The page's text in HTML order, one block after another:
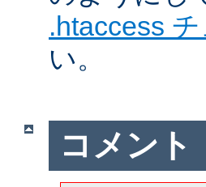
.htaccess
い。
コメント